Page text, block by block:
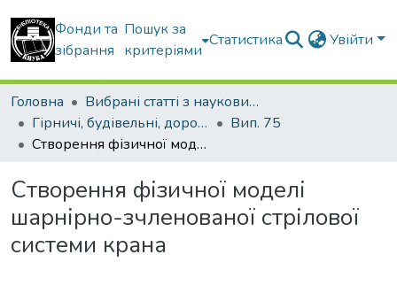
Фонди та
зібрання
Пошук за
критеріями
Статистика Увійти
Головна
Вибрані статті з наукових збірників КНУБА
Гірничі, будівельні, дорожні та меліоративні машини
Вип. 75
Створення фізичної моделі шарнірно-зчленованої стрілової системи крана
Створення фізичної моделі
шарнірно-зчленованої стрілової
системи крана